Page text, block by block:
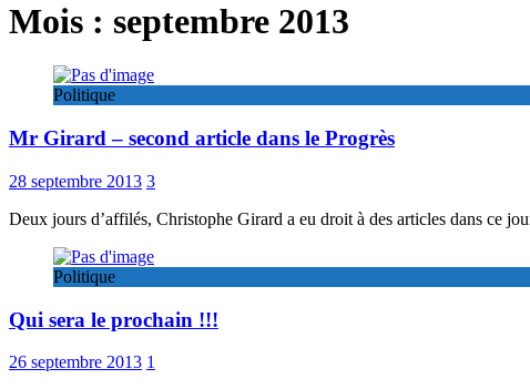
Mois : septembre 2013
Politique
Mr Girard – second article dans le Progrès
28 septembre 2013 3
Deux jours d’affilés, Christophe Girard a eu droit à des articles dans ce
Politique
Qui sera le prochain !!!
26 septembre 2013 1